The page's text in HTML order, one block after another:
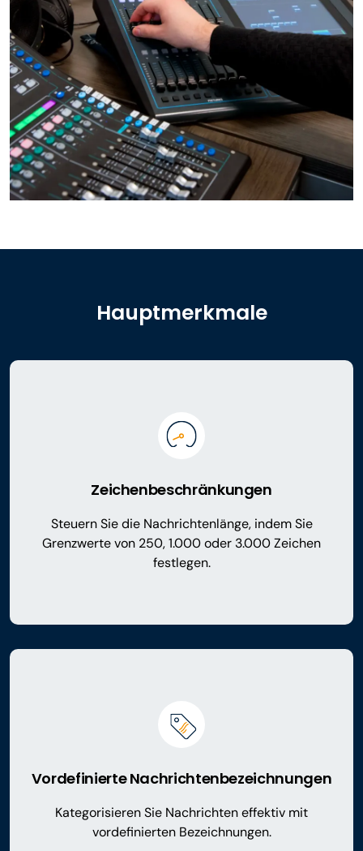
Hauptmerkmale
Zeichenbeschränkungen
Steuern Sie die Nachrichtenlänge, indem Sie
Grenzwerte von 250, 1.000 oder 3.000 Zeichen
festlegen.
Vordefinierte Nachrichtenbezeichnungen
Kategorisieren Sie Nachrichten effektiv mit
vordefinierten Bezeichnungen.